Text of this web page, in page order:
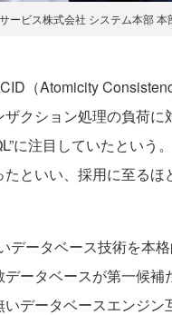
ービス株式会社 システム本部 本
（Atomicity
クション処理の負荷に
に注目していたという
といい、採用に至る
ータベース技術を本格
ータベースが第一候
データベースエンジ